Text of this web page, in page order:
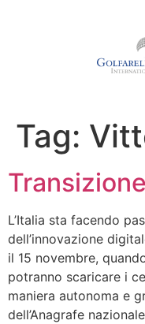
Tag:
L’Italia sta facendo
dell’innovazione
il 15 novembre,
potranno scaricare i
maniera autonoma e
dell’Anagrafe